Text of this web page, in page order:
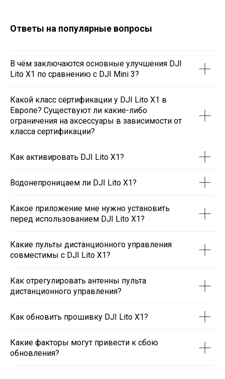
Ответы на популярные вопросы
В чём заключаются основные улучшения DJI
Lito X1 по сравнению с DJI Mini 3?
Какой класс сертификации у DJI Lito X1 в
Европе? Существуют ли какие-либо
ограничения на аксессуары в зависимости от
класса сертификации?
Как активировать DJI Lito X1?
Водонепроницаем ли DJI Lito X1?
Какое приложение мне нужно установить
перед использованием DJI Lito X1?
Какие пульты дистанционного управления
совместимы с DJI Lito X1?
Как отрегулировать антенны пульта
дистанционного управления?
Как обновить прошивку DJI Lito X1?
Какие факторы могут привести к сбою
обновления?